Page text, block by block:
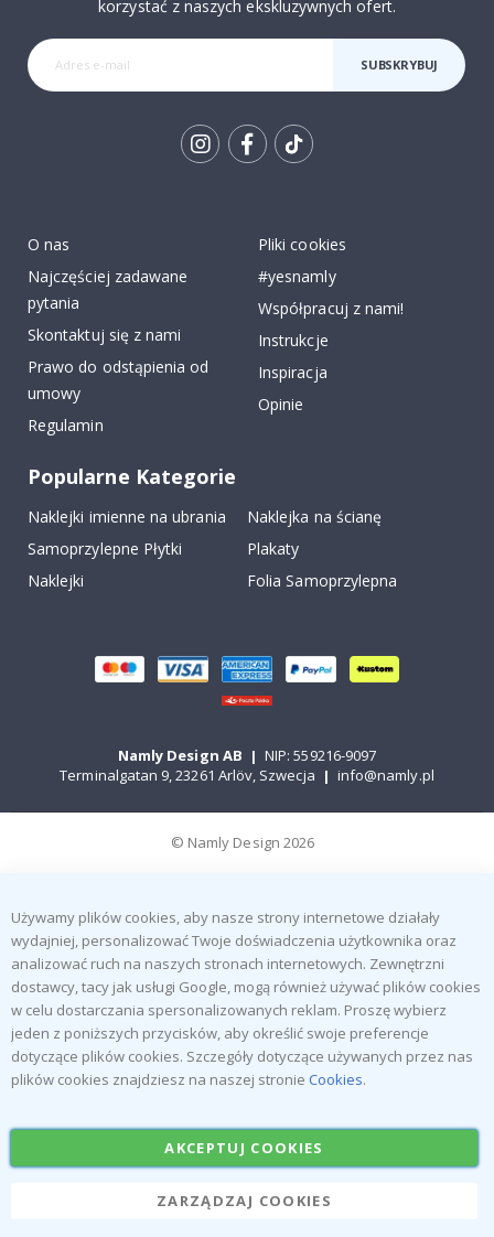
korzystać z naszych ekskluzywnych ofert.
SUBSKRYBUJ
O nas
Najczęściej zadawane
pytania
Skontaktuj się z nami
Prawo do odstąpienia od
umowy
Regulamin
Pliki cookies
#yesnamly
Współpracuj z nami!
Instrukcje
Inspiracja
Opinie
Popularne Kategorie
Naklejki imienne na ubrania
Naklejka na ścianę
Samoprzylepne Płytki
Plakaty
Naklejki
Folia Samoprzylepna
Namly Design AB | NIP: 559216-9097
Terminalgatan 9, 23261 Arlöv, Szwecja | info@namly.pl
© Namly Design 2026
Używamy plików cookies, aby nasze strony internetowe działały
wydajniej, personalizować Twoje doświadczenia użytkownika oraz
analizować ruch na naszych stronach internetowych. Zewnętrzni
dostawcy, tacy jak usługi Google, mogą również używać plików cookies
w celu dostarczania spersonalizowanych reklam. Proszę wybierz
jeden z poniższych przycisków, aby określić swoje preferencje
dotyczące plików cookies. Szczegóły dotyczące używanych przez nas
plików cookies znajdziesz na naszej stronie Cookies.
AKCEPTUJ COOKIES
ZARZĄDZAJ COOKIES